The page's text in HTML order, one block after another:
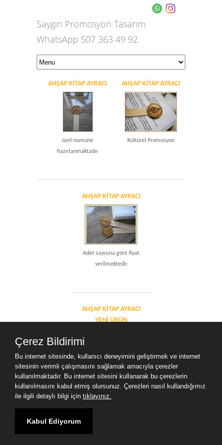
Saygın Promosyon Tasarım
WhatsApp 507 363 49 92
AHŞAP KITAP AYRACI
özel numune
hazırlanmaktadır
AHŞAP KITAP AYRACI
Kültürel Promosyon
AHŞAP KITAP AYRACI
Adet sayısına göre fiyat
verilmektedir
AHŞAP KITAP AYRACI
YENI ÜRÜN
ahşap kıtap ayracı yeni ürün
Çerez Bildirimi
Bu internet sitesinde, kullanıcı deneyimini geliştirmek ve internet
sitesinin verimli çalışmasını sağlamak amacıyla çerezler
kullanılmaktadır. Bu internet sitesini kullanarak bu çerezlerin
kullanılmasını kabul etmiş olursunuz. Çerezleri nasıl kullandığımız
ile ilgili detaylı bilgi için tıklayınız.
Kabul Ediyorum